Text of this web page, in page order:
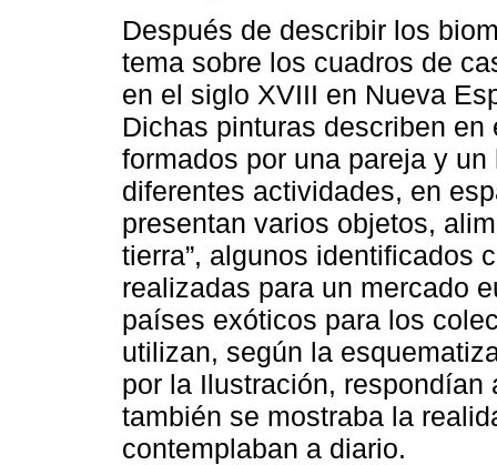
Después de describir los
tema sobre los cuadros de
en el siglo XVIII en Nueva
Dichas pinturas describen
formados por una pareja y
diferentes actividades, en
presentan varios objetos,
tierra”, algunos identificados
realizadas para un mercado
países exóticos para los
utilizan, según la
por la Ilustración,
también se mostraba la
contemplaban a diario.